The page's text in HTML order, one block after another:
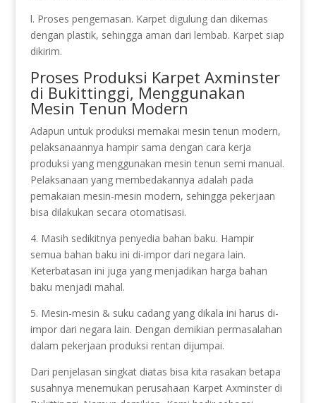
l. Proses pengemasan. Karpet digulung dan dikemas
dengan plastik, sehingga aman dari lembab. Karpet siap
dikirim.
Proses Produksi Karpet Axminster
di Bukittinggi, Menggunakan
Mesin Tenun Modern
Adapun untuk produksi memakai mesin tenun modern,
pelaksanaannya hampir sama dengan cara kerja
produksi yang menggunakan mesin tenun semi manual.
Pelaksanaan yang membedakannya adalah pada
pemakaian mesin-mesin modern, sehingga pekerjaan
bisa dilakukan secara otomatisasi.
4. Masih sedikitnya penyedia bahan baku. Hampir
semua bahan baku ini di-impor dari negara lain.
Keterbatasan ini juga yang menjadikan harga bahan
baku menjadi mahal.
5. Mesin-mesin & suku cadang yang dikala ini harus di-
impor dari negara lain. Dengan demikian permasalahan
dalam pekerjaan produksi rentan dijumpai.
Dari penjelasan singkat diatas bisa kita rasakan betapa
susahnya menemukan perusahaan Karpet Axminster di